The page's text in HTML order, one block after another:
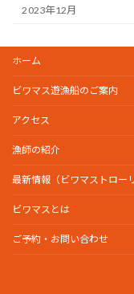
2023年12月
ホーム
ビワマス遊漁船のご案内
アクセス
漁師の紹介
最新情報（ビワマストロー
ビワマスとは
ご予約・お問い合わせ